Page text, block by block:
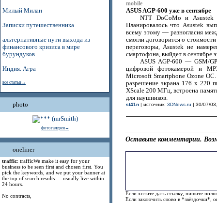
Милый Милан
Записки путешественника
альтернативные пути выхода из
финансового кризиса в мире
бурундуков
Индия. Агра
все статьи→
photo
фотогалерея→
oneliner
traffic: trafficWe make it easy for your
business to be seen first and chosen first. You
pick the keywords, and we put your banner at
the top of search results — usually live within
24 hours.
No contracts,
mobile
ASUS AGP-600 уже в сентябре
NTT DoCoMo и Asustek
Планировалось что Asustek
всему этому — разногласия
смогли договорится о
переговоры, Asustek не
смартофона, выйдет в сентябре
ASUS AGP-600 — GSM/
цифровой фотокамерой и
Microsoft Smartphone Ozone
разрешение экрана 176 x 220
XScale 200 МГц, встроена
для наушников.
st41n| источник: 3DNews.ru | 30/07/
Оставьте комментарии.
Если хотите дать ссылку, пишите
Если заключить слово в *звёздочки*,